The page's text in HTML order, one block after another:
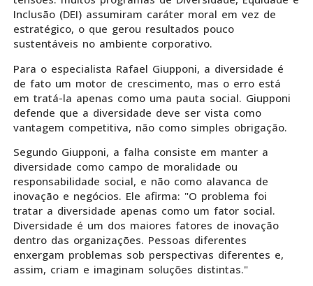
Inclusão (DEI) assumiram caráter moral em vez de
estratégico, o que gerou resultados pouco
sustentáveis no ambiente corporativo.
Para o especialista Rafael Giupponi, a diversidade é
de fato um motor de crescimento, mas o erro está
em tratá-la apenas como uma pauta social. Giupponi
defende que a diversidade deve ser vista como
vantagem competitiva, não como simples obrigação.
Segundo Giupponi, a falha consiste em manter a
diversidade como campo de moralidade ou
responsabilidade social, e não como alavanca de
inovação e negócios. Ele afirma: "O problema foi
tratar a diversidade apenas como um fator social.
Diversidade é um dos maiores fatores de inovação
dentro das organizações. Pessoas diferentes
enxergam problemas sob perspectivas diferentes e,
assim, criam e imaginam soluções distintas."